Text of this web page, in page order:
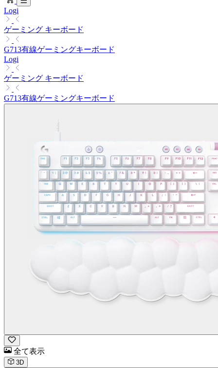
Logi
ゲーミング キーボード
G713有線ゲーミングキーボード
Logi
ゲーミング キーボード
G713有線ゲーミングキーボード
全て表示
3D